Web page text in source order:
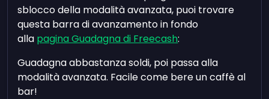
sblocco della modalità avanzata, puoi trovare
questa barra di avanzamento in fondo
alla pagina Guadagna di Freecash:
Guadagna abbastanza soldi, poi passa alla
modalità avanzata. Facile come bere un caffè al
bar!